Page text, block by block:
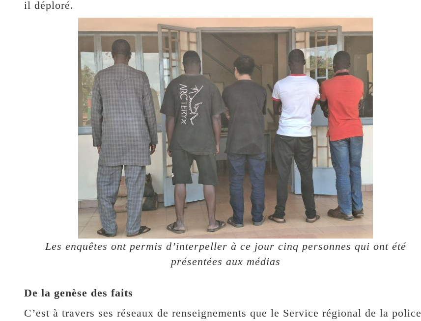
il déploré.
Les enquêtes ont permis d’interpeller à ce jour cinq personnes qui ont été
présentées aux médias
De la genèse des faits
C’est à travers ses réseaux de renseignements que le Service régional de la police